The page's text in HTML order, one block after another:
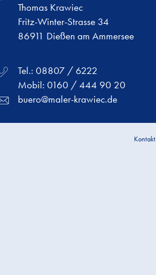
Thomas Krawiec
Fritz-Winter-Strasse 34
86911 Dießen am Ammersee
Tel.: 08807 / 6222
Mobil: 0160 / 444 90 20
buero@maler-krawiec.de
Kontakt